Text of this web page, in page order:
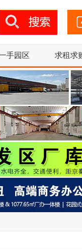
手园区 求租求